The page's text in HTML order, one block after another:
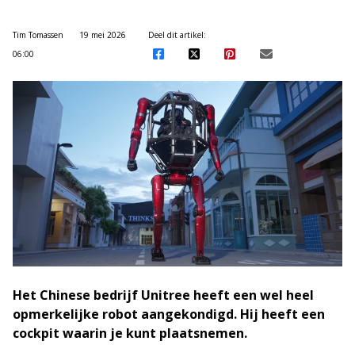
Tim Tomassen
19 mei 2026
06:00
Deel dit artikel:
Het Chinese bedrijf Unitree heeft een wel heel
opmerkelijke robot aangekondigd. Hij heeft een
cockpit waarin je kunt plaatsnemen.